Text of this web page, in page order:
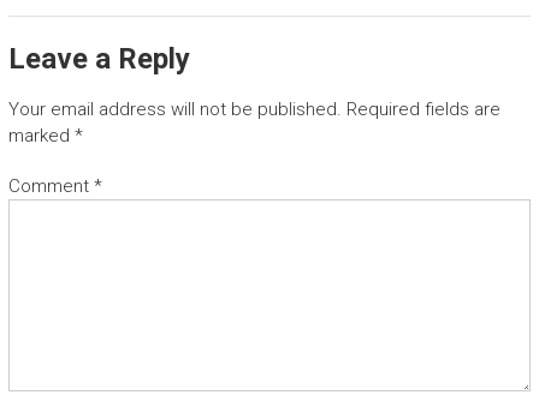
Leave a Reply
Your email address will not be published. Required fields are
marked *
Comment *